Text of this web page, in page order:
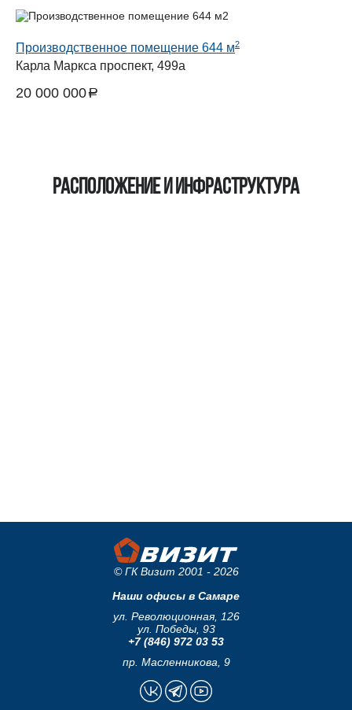
Производственное помещение 644 м2
Карла Маркса проспект, 499а
20 000 000a
Расположение и инфраструктура
© ГК Визит 2001 - 2026
Наши офисы в Самаре
ул. Революционная, 126
ул. Победы, 93
+7 (846) 972 03 53
пр. Масленникова, 9